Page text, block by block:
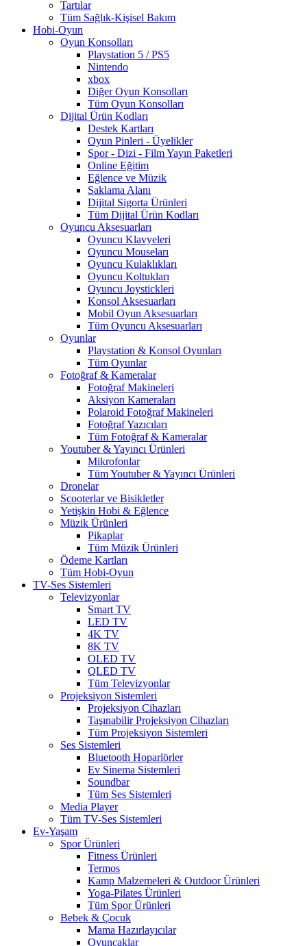
Tartılar
Tüm Sağlık-Kişisel Bakım
Hobi-Oyun
Oyun Konsolları
Playstation 5 / PS5
Nintendo
xbox
Diğer Oyun Konsolları
Tüm Oyun Konsolları
Dijital Ürün Kodları
Destek Kartları
Oyun Pinleri - Üyelikler
Spor - Dizi - Film Yayın Paketleri
Online Eğitim
Eğlence ve Müzik
Saklama Alanı
Dijital Sigorta Ürünleri
Tüm Dijital Ürün Kodları
Oyuncu Aksesuarları
Oyuncu Klavyeleri
Oyuncu Mouseları
Oyuncu Kulaklıkları
Oyuncu Koltukları
Oyuncu Joystickleri
Konsol Aksesuarları
Mobil Oyun Aksesuarları
Tüm Oyuncu Aksesuarları
Oyunlar
Playstation & Konsol Oyunları
Tüm Oyunlar
Fotoğraf & Kameralar
Fotoğraf Makineleri
Aksiyon Kameraları
Polaroid Fotoğraf Makineleri
Fotoğraf Yazıcıları
Tüm Fotoğraf & Kameralar
Youtuber & Yayıncı Ürünleri
Mikrofonlar
Tüm Youtuber & Yayıncı Ürünleri
Dronelar
Scooterlar ve Bisikletler
Yetişkin Hobi & Eğlence
Müzik Ürünleri
Pikaplar
Tüm Müzik Ürünleri
Ödeme Kartları
Tüm Hobi-Oyun
TV-Ses Sistemleri
Televizyonlar
Smart TV
LED TV
4K TV
8K TV
OLED TV
QLED TV
Tüm Televizyonlar
Projeksiyon Sistemleri
Projeksiyon Cihazları
Taşınabilir Projeksiyon Cihazları
Tüm Projeksiyon Sistemleri
Ses Sistemleri
Bluetooth Hoparlörler
Ev Sinema Sistemleri
Soundbar
Tüm Ses Sistemleri
Media Player
Tüm TV-Ses Sistemleri
Ev-Yaşam
Spor Ürünleri
Fitness Ürünleri
Termos
Kamp Malzemeleri & Outdoor Ürünleri
Yoga-Pilates Ürünleri
Tüm Spor Ürünleri
Bebek & Çocuk
Mama Hazırlayıcılar
Oyuncaklar